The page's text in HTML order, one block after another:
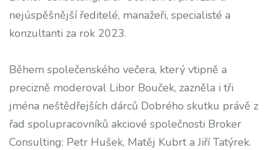
nejúspěšnější ředitelé, manažeři, specialisté a
konzultanti za rok 2023.
Během společenského večera, který vtipně a
precizně moderoval Libor Bouček, zazněla i tři
jména neštědřejších dárců Dobrého skutku právě z
řad spolupracovníků akciové společnosti Broker
Consulting: Petr Hušek, Matěj Kubrt a Jiří Tatýrek.